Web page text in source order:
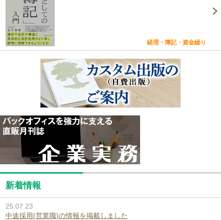
経理・簿記・資金繰り
新着情報
25.07.23
中途採用(営業職)の情報を掲載しました